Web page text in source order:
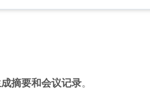
摘要和会议记录。